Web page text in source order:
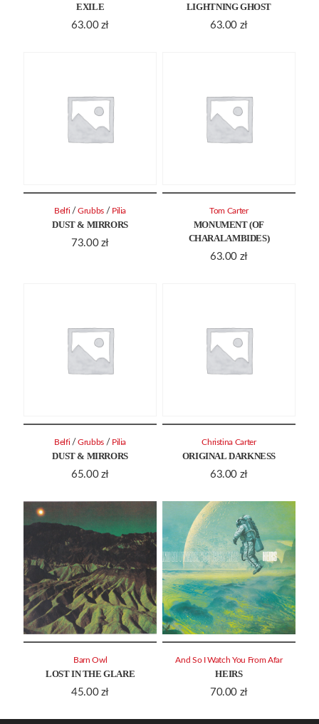
EXILE
63.00 zł
LIGHTNING GHOST
63.00 zł
DUST & MIRRORS
73.00 zł
Belfi /Grubbs / Pilia
MONUMENT (OF
CHARALAMBIDES)
63.00 zł
Tom Carter
DUST & MIRRORS
65.00 zł
Belfi /Grubbs / Pilia
ORIGINAL DARKNESS
63.00 zł
Christina Carter
LOST IN THE GLARE
45.00 zł
Barn Owl
HEIRS
70.00 zł
And So I Watch You From Afar